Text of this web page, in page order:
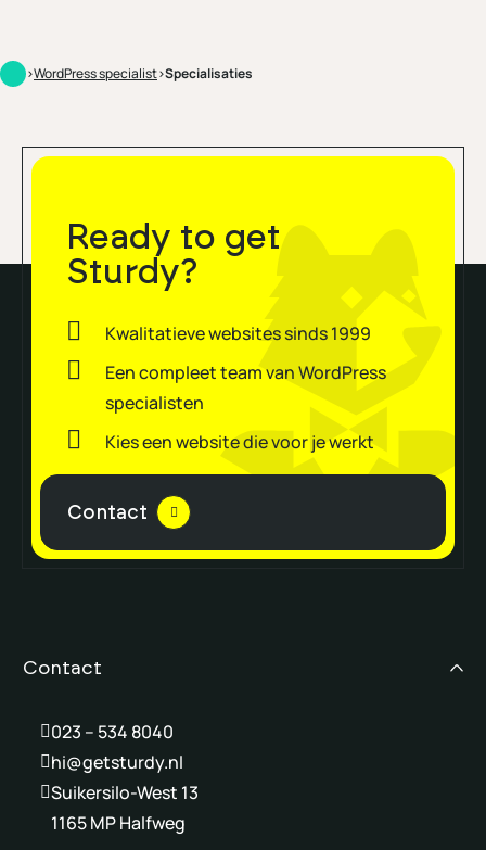
>WordPress specialist>Specialisaties
Ready to get
Sturdy?
Kwalitatieve websites sinds 1999
Een compleet team van WordPress
specialisten
Kies een website die voor je werkt
Contact
Contact
023 – 534 8040
hi@getsturdy.nl
Suikersilo-West 13
1165 MP Halfweg